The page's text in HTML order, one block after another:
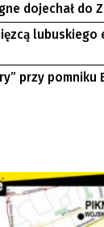
dojechał do
lubuskiego
przy pomniku